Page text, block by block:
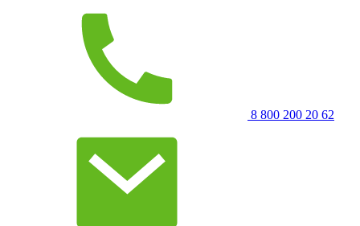
8 800 200 20 62